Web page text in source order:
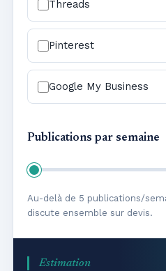
Threads
Pinterest
Google My Business
Publications par semaine
Au-delà de 5 publications/
discute ensemble sur devis.
Estimation